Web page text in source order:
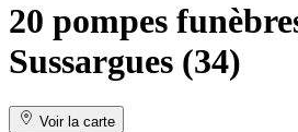
20 pompes
Sussargues (34)
Voir la carte